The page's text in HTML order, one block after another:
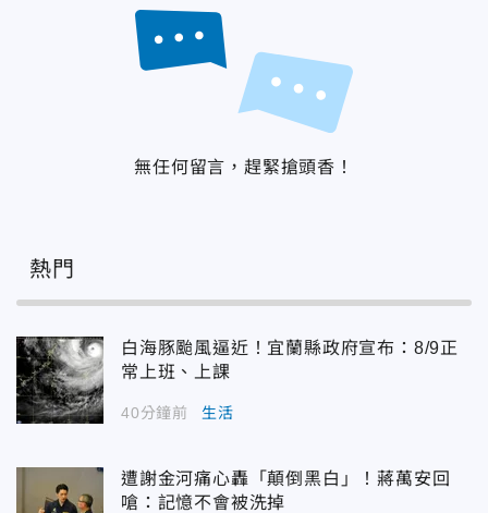
無任何留言，趕緊搶頭香！
熱門
白海豚颱風逼近！宜蘭縣政府宣布：8/9正
常上班、上課
40分鐘前 生活
遭謝金河痛心轟「顛倒黑白」！蔣萬安回
嗆：記憶不會被洗掉